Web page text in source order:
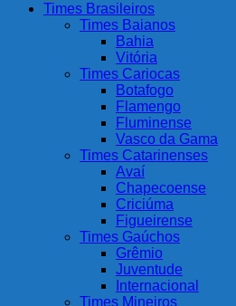
Times Brasileiros
Times Baianos
Bahia
Vitória
Times Cariocas
Botafogo
Flamengo
Fluminense
Vasco da Gama
Times Catarinenses
Avaí
Chapecoense
Criciúma
Figueirense
Times Gaúchos
Grêmio
Juventude
Internacional
Times Mineiros